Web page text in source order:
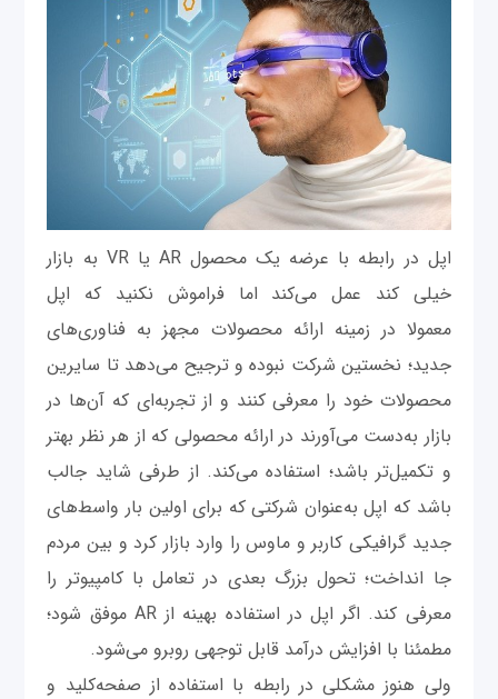
اپل در رابطه با عرضه یک محصول AR یا VR به بازار
خیلی کند عمل می‌کند اما فراموش نکنید که اپل
معمولا در زمینه ارائه محصولات مجهز به فناوری‌های
جدید؛ نخستین شرکت نبوده و ترجیح می‌دهد تا سایرین
محصولات خود را معرفی کنند و از تجربه‌ای که آن‌ها در
بازار به‌دست می‌آورند در ارائه محصولی که از هر نظر بهتر
و تکمیل‌تر باشد؛ استفاده می‌کند. از طرفی شاید جالب
باشد که اپل به‌عنوان شرکتی که برای اولین بار واسط‌های
جدید گرافیکی کاربر و ماوس را وارد بازار کرد و بین مردم
جا انداخت؛ تحول بزرگ بعدی در تعامل با کامپیوتر را
معرفی کند. اگر اپل در استفاده بهینه از AR موفق شود؛
مطمئنا با افزایش درآمد قابل توجهی روبرو می‌شود.
ولی هنوز مشکلی در رابطه با استفاده از صفحه‌کلید و